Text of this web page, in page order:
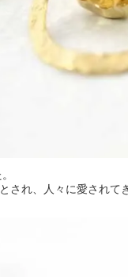
され、人々に愛されて